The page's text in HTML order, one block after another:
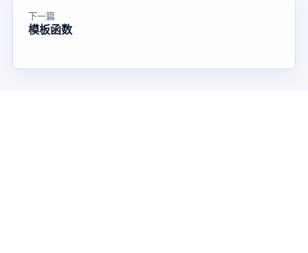
下一篇
模板函数